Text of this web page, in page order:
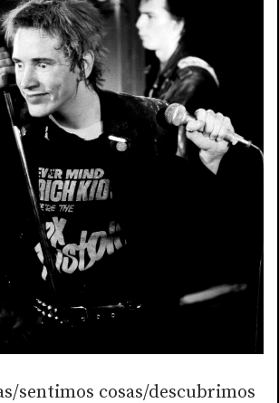
sentimos cosas/descubrimos